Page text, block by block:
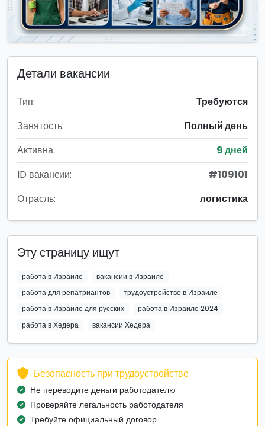
Детали вакансии
Тип:
Требуются
Занятость:
Полный день
Активна:
9 дней
ID вакансии:
#109101
Отрасль:
логистика
Эту страницу ищут
работа в Израиле
вакансии в Израиле
работа для репатриантов
трудоустройство в Израиле
работа в Израиле для русских
работа в Израиле 2024
работа в Хедера
вакансии Хедера
Безопасность при трудоустройстве
Не переводите деньги работодателю
Проверяйте легальность работодателя
Требуйте официальный договор